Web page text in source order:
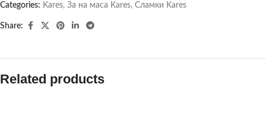
Categories: Kares, За на маса Kares, Сламки Kares
Share:
Related products